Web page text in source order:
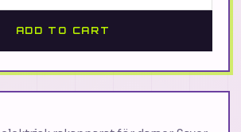
ADD TO CART